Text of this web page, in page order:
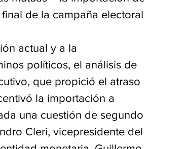
de la campaña electoral
actual y a la
políticos, el análisis de
que propició el atraso
la importación a
una cuestión de segundo
Cleri, vicepresidente del